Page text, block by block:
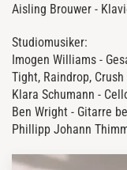
Aisling Brouwer -
Studiomusiker:
Imogen Williams -
Tight, Raindrop, Crush
Klara Schumann -
Ben Wright - Gitarre
Phillipp Johann